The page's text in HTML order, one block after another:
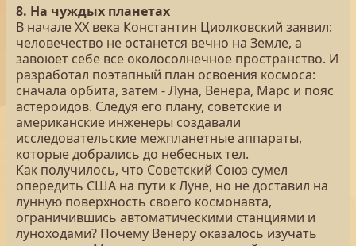
8. На чуждых планетах
В начале ХХ века Константин Циолковский заявил:
человечество не останется вечно на Земле, а
завоюет себе все околосолнечное пространство. И
разработал поэтапный план освоения космоса:
сначала орбита, затем - Луна, Венера, Марс и пояс
астероидов. Следуя его плану, советские и
американские инженеры создавали
исследовательские межпланетные аппараты,
которые добрались до небесных тел.
Как получилось, что Советский Союз сумел
опередить США на пути к Луне, но не доставил на
лунную поверхность своего космонавта,
ограничившись автоматическими станциями и
луноходами? Почему Венеру оказалось изучать